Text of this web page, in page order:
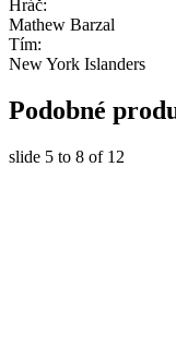
Hráč:
Mathew Barzal
Tím:
New York Islanders
Podobné
slide 5 to 8 of 12